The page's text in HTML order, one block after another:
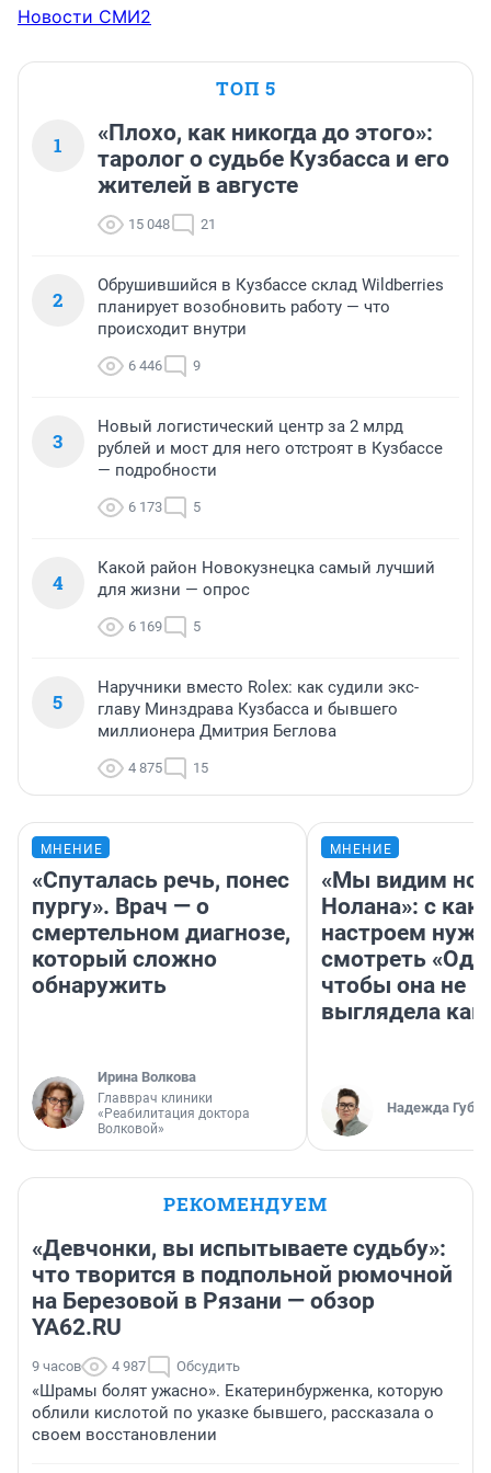
Новости СМИ2
ТОП 5
1
«Плохо, как никогда до этого»:
таролог о судьбе Кузбасса и его
жителей в августе
15 048 21
2
Обрушившийся в Кузбассе склад Wildberries
планирует возобновить работу — что
происходит внутри
6 446 9
3
Новый логистический центр за 2 млрд
рублей и мост для него отстроят в Кузбассе
— подробности
6 173 5
4
Какой район Новокузнецка самый лучший
для жизни — опрос
6 169 5
5
Наручники вместо Rolex: как судили экс-
главу Минздрава Кузбасса и бывшего
миллионера Дмитрия Беглова
4 875 15
МНЕНИЕ
«Спуталась речь, понес
пургу». Врач — о
смертельном диагнозе,
который сложно
обнаружить
Ирина Волкова
Главврач клиники
«Реабилитация доктора
Волковой»
МНЕНИЕ
«Мы видим
Нолана»: с
настроем
смотреть
чтобы она не
выглядела как
Надежда
РЕКОМЕНДУЕМ
«Девчонки, вы испытываете судьбу»:
что творится в подпольной рюмочной
на Березовой в Рязани — обзор
YA62.RU
9 часов 4 987 Обсудить
«Шрамы болят ужасно». Екатеринбурженка, которую
облили кислотой по указке бывшего, рассказала о
своем восстановлении